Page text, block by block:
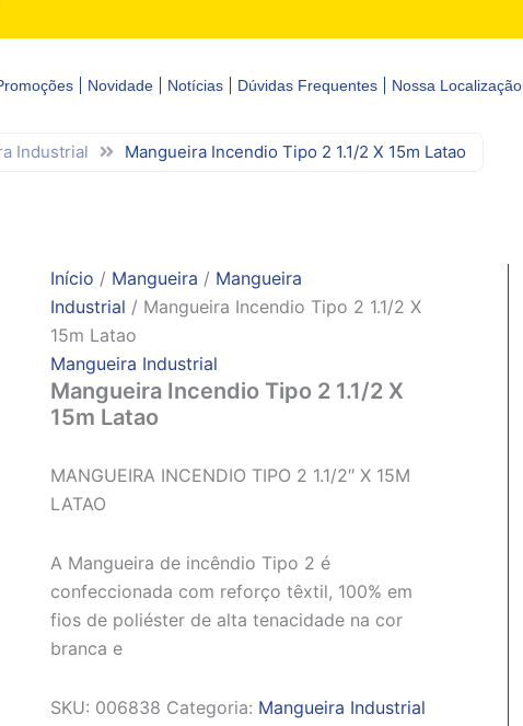
Novidade Notícias Dúvidas Frequentes Nossa Localização
Industrial Mangueira Incendio Tipo 2 1.1/2 X 15m Latao
Início / Mangueira / Mangueira
Industrial / Mangueira Incendio Tipo 2 1.1/2 X
15m Latao
Mangueira Industrial
Mangueira Incendio Tipo 2 1.1/2 X
15m Latao
MANGUEIRA INCENDIO TIPO 2 1.1/2″ X 15M
LATAO
A Mangueira de incêndio Tipo 2 é
confeccionada com reforço têxtil, 100% em
fios de poliéster de alta tenacidade na cor
branca e
SKU: 006838 Categoria: Mangueira Industrial